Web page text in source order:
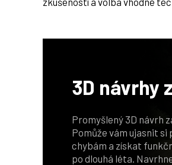
3D návrhy
Promyšlený 3D návrh
Pomůže vám ujasnit
chybám a získat
po dlouhá léta.